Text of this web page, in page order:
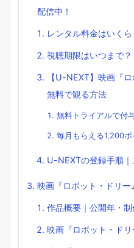
配信中！
レンタル料金はいくら
視聴期限はいつまで？
【U-NEXT】映画『
無料で観る方法
無料トライアルで付
毎月もらえる1,200
U-NEXTの登録手順
映画『ロボット・ドリー
作品概要｜公開年・
映画『ロボット・ド